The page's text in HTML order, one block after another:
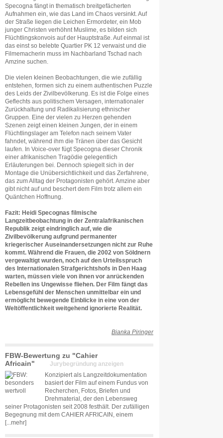
Specogna fängt in thematisch breitgefächerten
Aufnahmen ein, wie das Land im Chaos versinkt. Auf
der Straße liegen die Leichen Ermordeter, ein Mob
junger Christen verhöhnt Muslime, es bilden sich
Flüchtlingskonvois auf der Hauptstraße. Auf einmal ist
das einst so belebte Quartier PK 12 verwaist und die
Filmemacherin muss im Nachbarland Tschad nach
Amzine suchen.
Die vielen kleinen Beobachtungen, die wie zufällig
entstehen, formen sich zu einem authentischen Puzzle
des Leids der Zivilbevölkerung. Es ist die Folge eines
Geflechts aus politischem Versagen, internationaler
Zurückhaltung und Radikalisierung ethnischer
Gruppen. Eine der vielen zu Herzen gehenden
Szenen zeigt einen kleinen Jungen, der in einem
Flüchtlingslager am Telefon nach seinem Vater
fahndet, während ihm die Tränen über das Gesicht
laufen. In Voice-over fügt Specogna dieser Chronik
einer afrikanischen Tragödie gelegentlich
Erläuterungen bei. Dennoch spiegelt sich in der
Montage die Unübersichtlichkeit und das Zerfahrene,
das zum Alltag der Protagonisten gehört. Amzine aber
gibt nicht auf und beschert dem Film trotz allem ein
Quäntchen Hoffnung.
Fazit: Heidi Specognas filmische
Langzeitbeobachtung in der Zentralafrikanischen
Republik zeigt eindringlich auf, wie die
Zivilbevölkerung aufgrund permanenter
kriegerischer Auseinandersetzungen nicht zur Ruhe
kommt. Während die Frauen, die 2002 von Söldnern
vergewaltigt wurden, noch auf den Urteilsspruch
des Internationalen Strafgerichtshofs in Den Haag
warten, müssen viele von ihnen vor anrückenden
Rebellen ins Ungewisse fliehen. Der Film fängt das
Lebensgefühl der Menschen unmittelbar ein und
ermöglicht bewegende Einblicke in eine von der
Weltöffentlichkeit weitgehend ignorierte Realität.
Bianka Piringer
FBW-Bewertung zu "Cahier
Africain"
Jurybegründung anzeigen
Konzipiert als Langzeitdokumentation
basiert der Film auf einem Fundus von
Recherchen, Fotos, Briefen und
Drehmaterial, der den Lebensweg
seiner Protagonisten seit 2008 festhält. Der zufälligen
Begegnung mit dem CAHIER AFRICAIN, einem
[...mehr]